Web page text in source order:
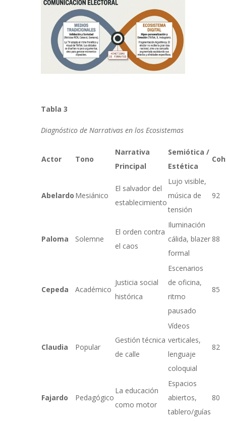
Tabla 3
Diagnóstico de Narrativas en los Ecosistemas
Actor Tono
Narrativa
Principal
Semiótica /
Estética
Abelardo Mesiánico
El salvador del
establecimiento
Lujo visible,
música de
tensión
92
Paloma Solemne
El orden contra
el caos
Iluminación
cálida, blazer
formal
88
Cepeda Académico
Justicia social
histórica
Escenarios
de oficina,
ritmo
pausado
85
Claudia Popular
Gestión técnica
de calle
Vídeos
verticales,
lenguaje
coloquial
82
Fajardo Pedagógico
La educación
como motor
Espacios
abiertos,
tablero/guías
80